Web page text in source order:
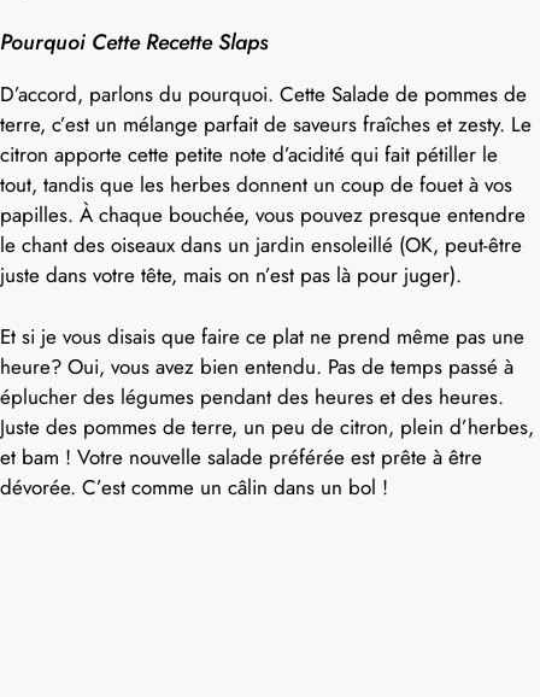
Pourquoi Cette Recette Slaps
D’accord, parlons du pourquoi. Cette Salade de pommes de
terre, c’est un mélange parfait de saveurs fraîches et zesty. Le
citron apporte cette petite note d’acidité qui fait pétiller le
tout, tandis que les herbes donnent un coup de fouet à vos
papilles. À chaque bouchée, vous pouvez presque entendre
le chant des oiseaux dans un jardin ensoleillé (OK, peut-être
juste dans votre tête, mais on n’est pas là pour juger).
Et si je vous disais que faire ce plat ne prend même pas une
heure? Oui, vous avez bien entendu. Pas de temps passé à
éplucher des légumes pendant des heures et des heures.
Juste des pommes de terre, un peu de citron, plein d’herbes,
et bam ! Votre nouvelle salade préférée est prête à être
dévorée. C’est comme un câlin dans un bol !